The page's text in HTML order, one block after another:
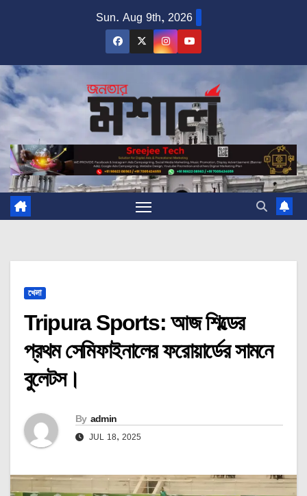
Sun. Aug 9th, 2026
খেলা
Tripura Sports: আজ শিল্ডের
প্রথম সেমিফাইনালের ফরোয়ার্ডের সামনে
বুলেটস।
By admin
JUL 18, 2025